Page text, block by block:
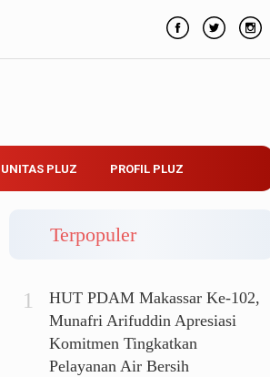
PLUZ PROFIL PLUZ
Terpopuler
HUT PDAM Makassar Ke-102,
Munafri Arifuddin Apresiasi
Komitmen Tingkatkan
Pelayanan Air Bersih